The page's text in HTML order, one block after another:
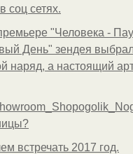
соц сетях.
"Человека -
День" зендея
наряд, а настоящий
встречать 2017 год.